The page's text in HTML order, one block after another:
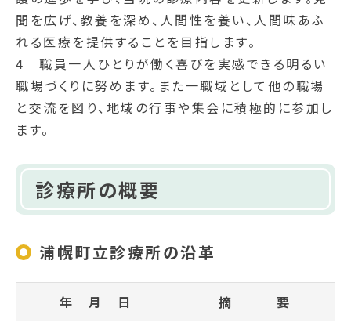
聞を広げ、教養を深め、人間性を養い、人間味あふ
れる医療を提供することを目指します。
4 職員一人ひとりが働く喜びを実感できる明るい
職場づくりに努めます。また一職域として他の職場
と交流を図り、地域の行事や集会に積極的に参加し
ます。
診療所の概要
浦幌町立診療所の沿革
年 月 日 摘 要